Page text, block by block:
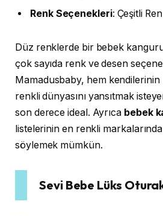
Renk Seçenekleri: Çeşitli
Düz renklerde bir bebek
çok sayıda renk ve desen
Mamadusbaby, hem kendilerinin
renkli dünyasını yansıtmak
son derece ideal. Ayrıca bebek
listelerinin en renkli
söylemek mümkün.
Sevi Bebe Lüks